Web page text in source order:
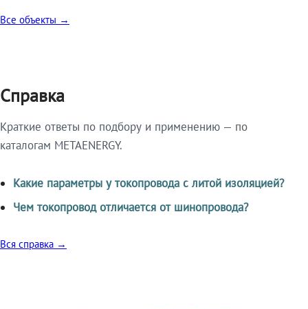
Все объекты →
Справка
Краткие ответы по подбору и применению — по
каталогам METAENERGY.
Какие параметры у токопровода с литой изоляцией?
Чем токопровод отличается от шинопровода?
Вся справка →